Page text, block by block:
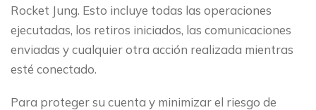
Rocket Jung. Esto incluye todas las operaciones
ejecutadas, los retiros iniciados, las comunicaciones
enviadas y cualquier otra acción realizada mientras
esté conectado.
Para proteger su cuenta y minimizar el riesgo de